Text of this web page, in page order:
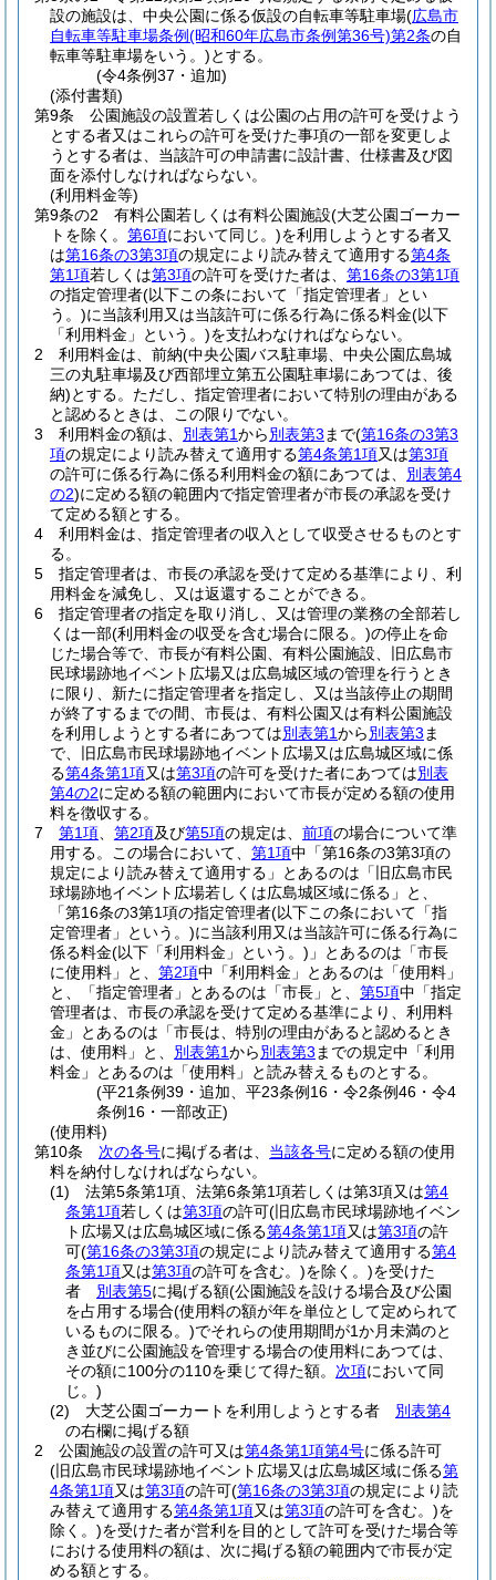
設の施設は、中央公園に係る仮設の自転車等駐車場(広島市
自転車等駐車場条例(昭和60年広島市条例第36号)第2条の自
転車等駐車場をいう。)とする。
(令4条例37・追加)
(添付書類)
第9条
公園施設の設置若しくは公園の占用の許可を受けよう
とする者又はこれらの許可を受けた事項の一部を変更しよ
うとする者は、当該許可の申請書に設計書、仕様書及び図
面を添付しなければならない。
(利用料金等)
第9条の2
有料公園若しくは有料公園施設(大芝公園ゴーカー
トを除く。 第6項において同じ。)を利用しようとする者又
は第16条の3第3項の規定により読み替えて適用する第4条
第1項若しくは第3項の許可を受けた者は、 第16条の3第1項
の指定管理者(以下この条において「指定管理者」とい
う。)に当該利用又は当該許可に係る行為に係る料金(以下
「利用料金」という。)を支払わなければならない。
2
利用料金は、前納(中央公園バス駐車場、中央公園広島城
三の丸駐車場及び西部埋立第五公園駐車場にあつては、後
納)とする。 ただし、指定管理者において特別の理由がある
と認めるときは、この限りでない。
3
利用料金の額は、 別表第1から別表第3 まで(第16条の3第3
項の規定により読み替えて適用する第4条第1項又は第3項
の許可に係る行為に係る利用料金の額にあつては、 別表第4
の2)に定める額の範囲内で指定管理者が市長の承認を受け
て定める額とする。
4
利用料金は、指定管理者の収入として収受させるものとす
る。
5
指定管理者は、市長の承認を受けて定める基準により、利
用料金を減免し、又は返還することができる。
6
指定管理者の指定を取り消し、又は管理の業務の全部若し
くは一部(利用料金の収受を含む場合に限る。)の停止を命
じた場合等で、市長が有料公園、有料公園施設、旧広島市
民球場跡地イベント広場又は広島城区域の管理を行うとき
に限り、新たに指定管理者を指定し、又は当該停止の期間
が終了するまでの間、市長は、有料公園又は有料公園施設
を利用しようとする者にあつては別表第1から別表第3 ま
で、旧広島市民球場跡地イベント広場又は広島城区域に係
る第4条第1項又は第3項の許可を受けた者にあつては別表
第4の2に定める額の範囲内において市長が定める額の使用
料を徴収する。
7
第1項 第2項及び第5項の規定は、 前項の場合について準
用する。
この場合において、 第1項中「第16条の3第3項の
規定により読み替えて適用する」とあるのは「旧広島市民
球場跡地イベント広場若しくは広島城区域に係る」と、
「第16条の3第1項の指定管理者(以下この条において「指
定管理者」という。)に当該利用又は当該許可に係る行為に
係る料金(以下「利用料金」という。) 」とあるのは「市長
に使用料」と、 第2項中「利用料金」とあるのは「使用料」
と、「指定管理者」とあるのは「市長」と、 第5項中「指定
管理者は、市長の承認を受けて定める基準により、利用料
金」とあるのは「市長は、特別の理由があると認めるとき
は、使用料」と、 別表第1から別表第3 までの規定中「利用
料金」とあるのは「使用料」と読み替えるものとする。
(平21条例39・追加、平23条例16・令2条例46・令4
条例16・一部改正)
(使用料)
第10条
次の各号に掲げる者は、 当該各号に定める額の使用
料を納付しなければならない。
(1)
法第5条第1項、法第6条第1項若しくは第3項又は第4
条第1項若しくは第3項の許可(旧広島市民球場跡地イベン
ト広場又は広島城区域に係る第4条第1項又は第3項の許
可(第16条の3第3項の規定により読み替えて適用する第4
条第1項又は第3項の許可を含む。)を除く。)を受けた
者 別表第5に掲げる額(公園施設を設ける場合及び公園
を占用する場合(使用料の額が年を単位として定められて
いるものに限る。)でそれらの使用期間が1か月未満のと
き並びに公園施設を管理する場合の使用料にあつては、
その額に100分の110を乗じて得た額。 次項において同
じ。)
(2)
大芝公園ゴーカートを利用しようとする者 別表第4
の右欄に掲げる額
2
公園施設の設置の許可又は第4条第1項第4号に係る許可
(旧広島市民球場跡地イベント広場又は広島城区域に係る第
4条第1項又は第3項の許可(第16条の3第3項の規定により読
み替えて適用する第4条第1項又は第3項の許可を含む。)を
除く。)を受けた者が営利を目的として許可を受けた場合等
における使用料の額は、次に掲げる額の範囲内で市長が定
める額とする。